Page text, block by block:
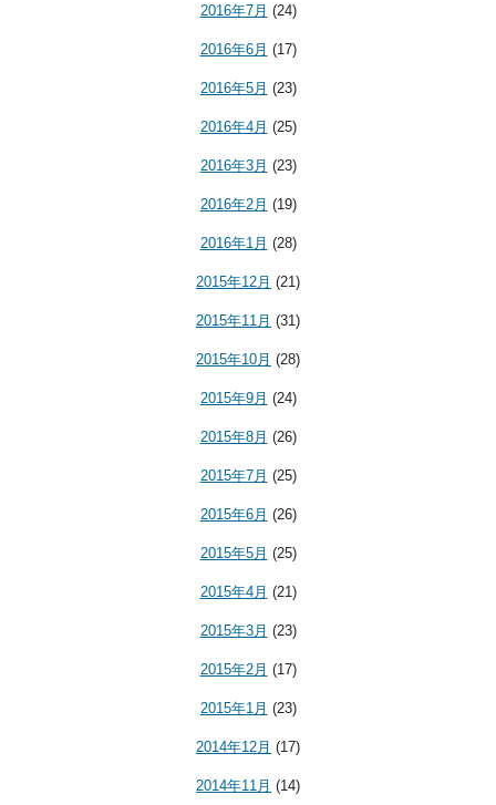
2016年7月 (24)
2016年6月 (17)
2016年5月 (23)
2016年4月 (25)
2016年3月 (23)
2016年2月 (19)
2016年1月 (28)
2015年12月 (21)
2015年11月 (31)
2015年10月 (28)
2015年9月 (24)
2015年8月 (26)
2015年7月 (25)
2015年6月 (26)
2015年5月 (25)
2015年4月 (21)
2015年3月 (23)
2015年2月 (17)
2015年1月 (23)
2014年12月 (17)
2014年11月 (14)